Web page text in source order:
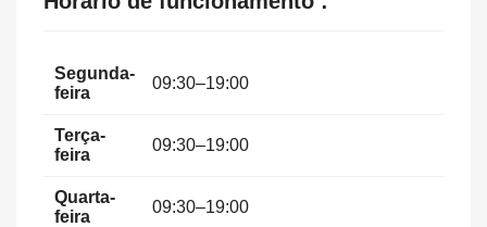
Segunda-
feira
09:30–19:00
Terça-
feira
09:30–19:00
Quarta-
feira
09:30–19:00